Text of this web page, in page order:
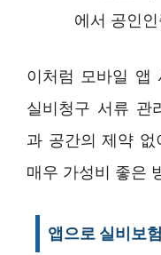
에서 공인
이처럼 모바일 앱
실비청구 서류 관
과 공간의 제약 없
매우 가성비 좋은
앱으로 실비보